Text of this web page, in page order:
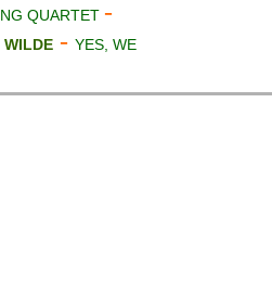
QUARTET -
WILDE - YES, WE